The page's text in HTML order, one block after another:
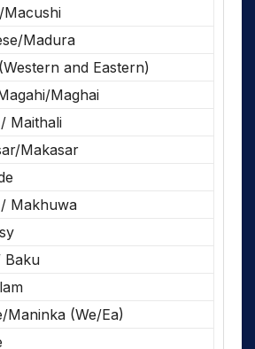
Macushi
Madura
and Eastern)
Maghai
Maithali
Makasar
Makhuwa
Baku
Maninka (We/Ea)